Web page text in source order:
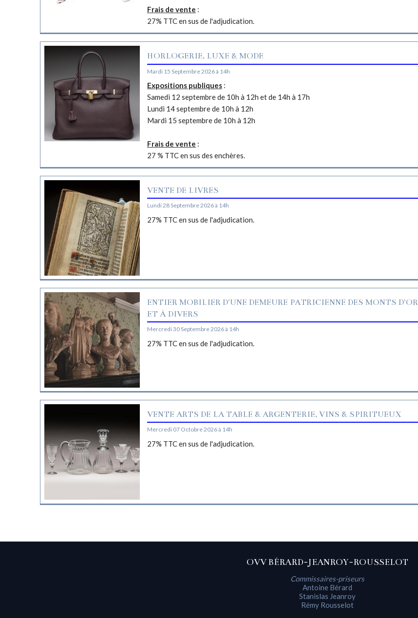
Frais de vente :
27% TTC en sus de l'adjudication.
HORLOGERIE, LUXE & MODE
Mardi 15 Septembre 2026 à 14h
Expositions publiques:
Samedi 12 septembre de 10h à 12h et de 14h à 17h
Lundi 14 septembre de 10h à 12h
Mardi 15 septembre de 10h à 12h
Frais de vente :
27 % TTC en sus des enchères.
VENTE DE LIVRES
Lundi 28 Septembre 2026 à 14h
27% TTC en sus de l'adjudication.
ENTIER MOBILIER D'UNE DEMEURE PATRICIENNE DES MONTS D'OR
ET À DIVERS
Mercredi 30 Septembre 2026 à 14h
27% TTC en sus de l'adjudication.
VENTE ARTS DE LA TABLE & ARGENTERIE, VINS & SPIRITUEUX
Mercredi 07 Octobre 2026 à 14h
27% TTC en sus de l'adjudication.
OVV BÉRARD-JEANROY-ROUSSELOT
Commissaires-priseurs
Antoine Bérard
Stanislas Jeanroy
Rémy Rousselot